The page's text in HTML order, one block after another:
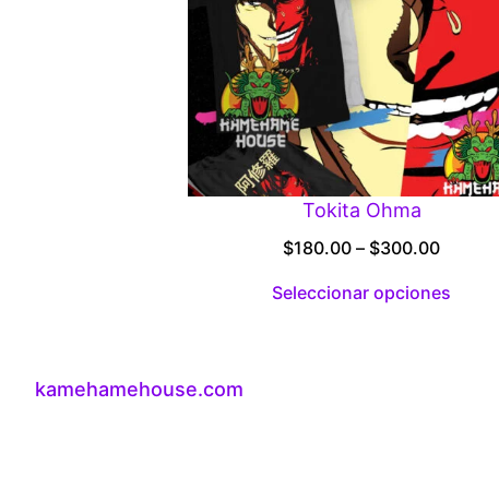
Tokita Ohma
$180.00 – $300.00Price
$180.00
Seleccionar opciones
kamehamehouse.com